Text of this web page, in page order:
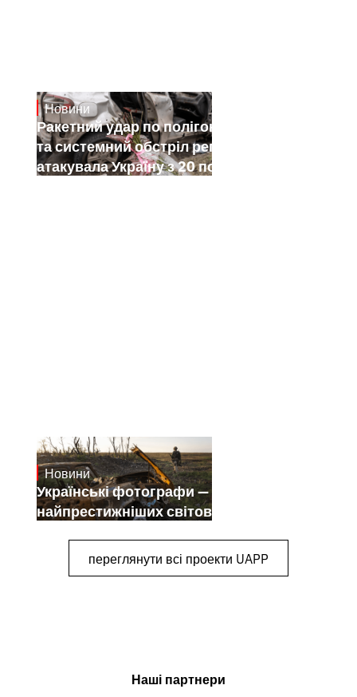
Новини
Ракетний удар по полігону на Київщині
та системний обстріл регіонів: як РФ
атакувала Україну з 20 по 26 липня
Новини
Українські фотографи — переможці
найпрестижніших світових конкурсів
переглянути всі проекти UAPP
Наші партнери